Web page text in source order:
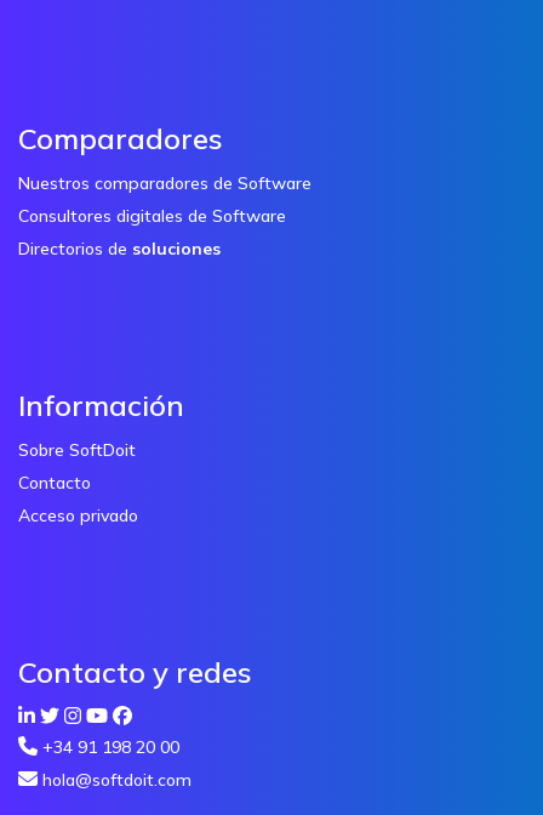
Comparadores
Nuestros comparadores de Software
Consultores digitales de Software
Directorios de soluciones
Información
Sobre SoftDoit
Contacto
Acceso privado
Contacto y redes
+34 91 198 20 00
hola@softdoit.com